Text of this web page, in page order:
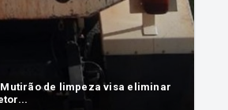
Mutirão de limpeza visa eliminar